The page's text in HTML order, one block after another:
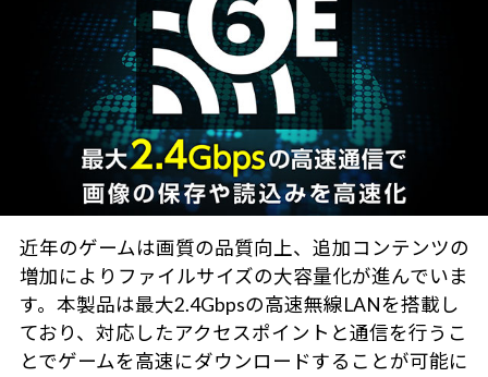
近年のゲームは画質の品質向上、追加コンテンツの
増加によりファイルサイズの大容量化が進んでいま
す。本製品は最大2.4Gbpsの高速無線LANを搭載し
ており、対応したアクセスポイントと通信を行うこ
とでゲームを高速にダウンロードすることが可能に